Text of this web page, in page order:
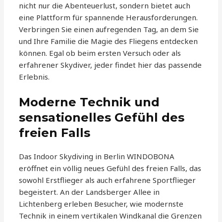
nicht nur die Abenteuerlust, sondern bietet auch
eine Plattform für spannende Herausforderungen.
Verbringen Sie einen aufregenden Tag, an dem Sie
und Ihre Familie die Magie des Fliegens entdecken
können. Egal ob beim ersten Versuch oder als
erfahrener Skydiver, jeder findet hier das passende
Erlebnis.
Moderne Technik und
sensationelles Gefühl des
freien Falls
Das Indoor Skydiving in Berlin WINDOBONA
eröffnet ein völlig neues Gefühl des freien Falls, das
sowohl Erstflieger als auch erfahrene Sportflieger
begeistert. An der Landsberger Allee in
Lichtenberg erleben Besucher, wie modernste
Technik in einem vertikalen Windkanal die Grenzen